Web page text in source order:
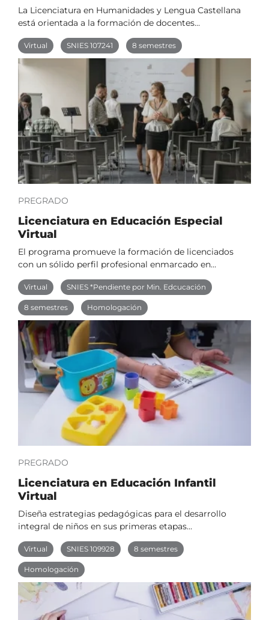
La Licenciatura en Humanidades y Lengua Castellana
está orientada a la formación de docentes…
Virtual SNIES 107241 8 semestres
PREGRADO
Licenciatura en Educación Especial
Virtual
El programa promueve la formación de licenciados
con un sólido perfil profesional enmarcado en…
Virtual SNIES *Pendiente por Min. Edcucación
8 semestres Homologación
PREGRADO
Licenciatura en Educación Infantil
Virtual
Diseña estrategias pedagógicas para el desarrollo
integral de niños en sus primeras etapas…
Virtual SNIES 109928 8 semestres
Homologación